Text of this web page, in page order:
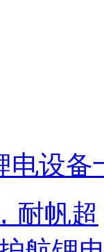
电设备